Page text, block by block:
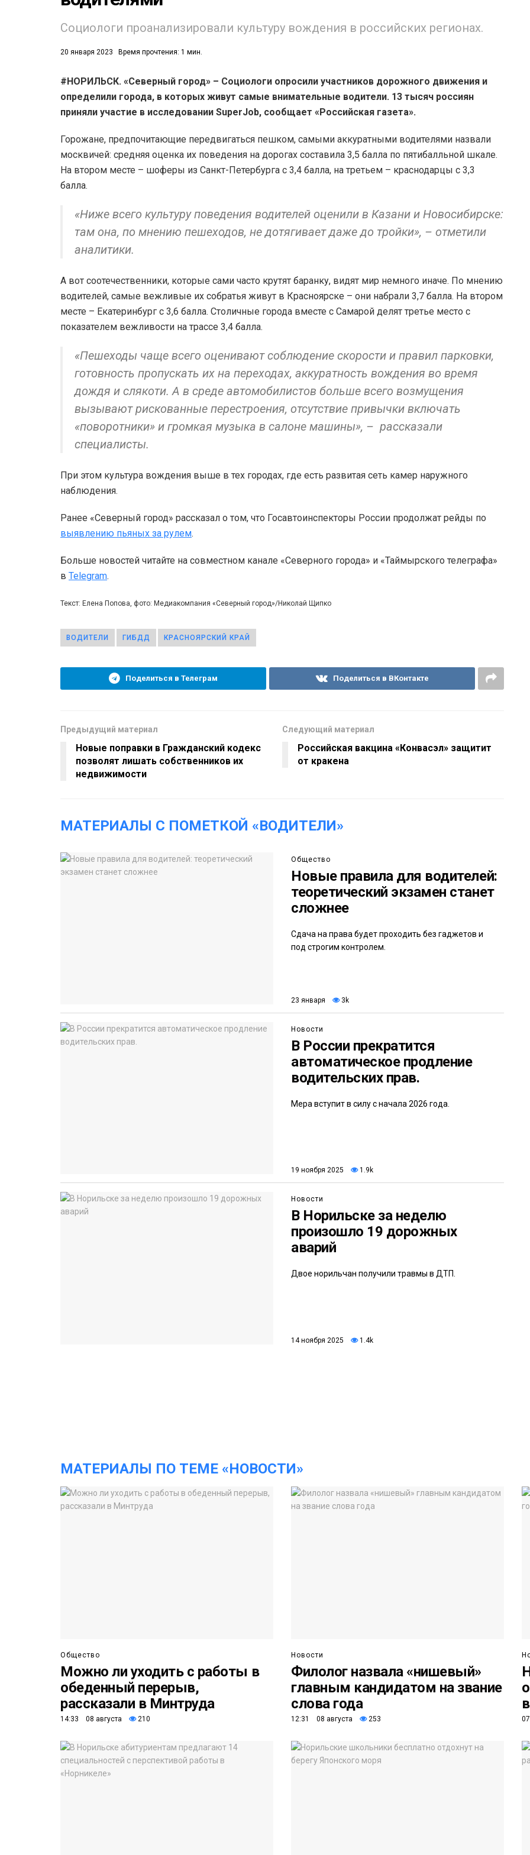
Социологи проанализировали культуру вождения в российских регионах.
20 января 2023 Время прочтения: 1 мин.
#НОРИЛЬСК. «Северный город» – Социологи опросили участников дорожного движения и
определили города, в которых живут самые внимательные водители. 13 тысяч россиян
приняли участие в исследовании SuperJob, сообщает «Российская газета».
Горожане, предпочитающие передвигаться пешком, самыми аккуратными водителями назвали
москвичей: средняя оценка их поведения на дорогах составила 3,5 балла по пятибалльной шкале.
На втором месте – шоферы из Санкт-Петербурга с 3,4 балла, на третьем – краснодарцы с 3,3
балла.
«Ниже всего культуру поведения водителей оценили в Казани и Новосибирске:
там она, по мнению пешеходов, не дотягивает даже до тройки», – отметили
аналитики.
А вот соотечественники, которые сами часто крутят баранку, видят мир немного иначе. По мнению
водителей, самые вежливые их собратья живут в Красноярске – они набрали 3,7 балла. На втором
месте – Екатеринбург с 3,6 балла. Столичные города вместе с Самарой делят третье место с
показателем вежливости на трассе 3,4 балла.
«Пешеходы чаще всего оценивают соблюдение скорости и правил парковки,
готовность пропускать их на переходах, аккуратность вождения во время
дождя и слякоти. А в среде автомобилистов больше всего возмущения
вызывают рискованные перестроения, отсутствие привычки включать
«поворотники» и громкая музыка в салоне машины», – рассказали
специалисты.
При этом культура вождения выше в тех городах, где есть развитая сеть камер наружного
наблюдения.
Ранее «Северный город» рассказал о том, что Госавтоинспекторы России продолжат рейды по
выявлению пьяных за рулем.
Больше новостей читайте на совместном канале «Северного города» и «Таймырского телеграфа»
в Telegram.
Текст: Елена Попова, фото: Медиакомпания «Северный город»/Николай Щипко
ВОДИТЕЛИ ГИБДД КРАСНОЯРСКИЙ КРАЙ
Поделиться в Телеграм Поделиться в ВКонтакте
Предыдущий материал
Новые поправки в Гражданский кодекс
позволят лишать собственников их
недвижимости
Следующий материал
Российская вакцина «Конвасэл» защитит
от кракена
МАТЕРИАЛЫ С ПОМЕТКОЙ «ВОДИТЕЛИ»
Общество
Новые правила для водителей:
теоретический экзамен станет
сложнее
Сдача на права будет проходить без гаджетов и
под строгим контролем.
23 января 3k
Новости
В России прекратится
автоматическое продление
водительских прав.
Мера вступит в силу с начала 2026 года.
19 ноября 2025 1.9k
Новости
В Норильске за неделю
произошло 19 дорожных
аварий
Двое норильчан получили травмы в ДТП.
14 ноября 2025 1.4k
МАТЕРИАЛЫ ПО ТЕМЕ «НОВОСТИ»
Общество
Можно ли уходить с работы в
обеденный перерыв,
рассказали в Минтруда
14:33 08 августа 210
Новости
Филолог назвала «нишевый»
главным кандидатом на звание
слова года
12:31 08 августа 253